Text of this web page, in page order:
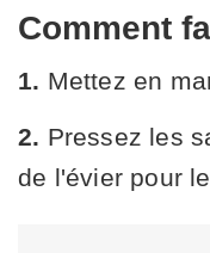
Comment
1. Mettez en
2. Pressez les
de l'évier pour